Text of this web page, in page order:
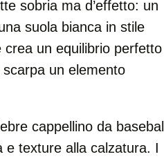
sobria ma d’effetto: un
suola bianca in stile
un equilibrio perfetto
un elemento
cappellino da baseball
e texture alla calzatura. I